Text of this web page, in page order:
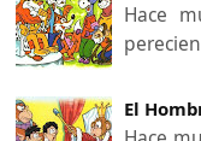
Hace
El